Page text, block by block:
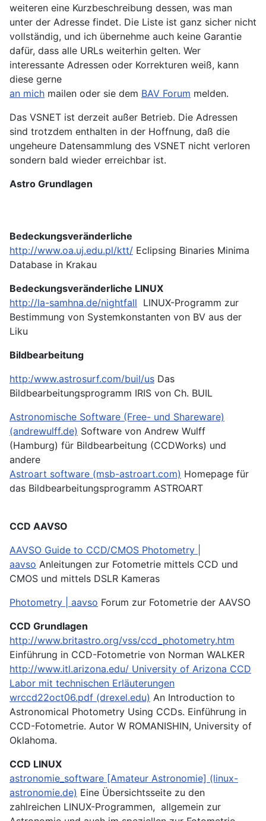
weiteren eine Kurzbeschreibung dessen, was man
unter der Adresse findet. Die Liste ist ganz sicher nicht
vollständig, und ich übernehme auch keine Garantie
dafür, dass alle URLs weiterhin gelten. Wer
interessante Adressen oder Korrekturen weiß, kann
diese gerne
an mich mailen oder sie dem BAV Forum melden.
Das VSNET ist derzeit außer Betrieb. Die Adressen
sind trotzdem enthalten in der Hoffnung, daß die
ungeheure Datensammlung des VSNET nicht verloren
sondern bald wieder erreichbar ist.
Astro Grundlagen
Bedeckungsveränderliche
http://www.oa.uj.edu.pl/ktt/ Eclipsing Binaries Minima
Database in Krakau
Bedeckungsveränderliche LINUX
http://la-samhna.de/nightfall LINUX-Programm zur
Bestimmung von Systemkonstanten von BV aus der
Liku
Bildbearbeitung
http:/www.astrosurf.com/buil/us Das
Bildbearbeitungsprogramm IRIS von Ch. BUIL
Astronomische Software (Free- und Shareware)
(andrewulff.de) Software von Andrew Wulff
(Hamburg) für Bildbearbeitung (CCDWorks) und
andere
Astroart software (msb-astroart.com) Homepage für
das Bildbearbeitungsprogramm ASTROART
CCD AAVSO
AAVSO Guide to CCD/CMOS Photometry |
aavso Anleitungen zur Fotometrie mittels CCD und
CMOS und mittels DSLR Kameras
Photometry | aavso Forum zur Fotometrie der AAVSO
CCD Grundlagen
http://www.britastro.org/vss/ccd_photometry.htm
Einführung in CCD-Fotometrie von Norman WALKER
http://www.itl.arizona.edu/ University of Arizona CCD
Labor mit technischen Erläuterungen
wrccd22oct06.pdf (drexel.edu) An Introduction to
Astronomical Photometry Using CCDs. Einführung in
CCD-Fotometrie. Autor W ROMANISHIN, University of
Oklahoma.
CCD LINUX
astronomie_software [Amateur Astronomie] (linux-
astronomie.de) Eine Übersichtsseite zu den
zahlreichen LINUX-Programmen, allgemein zur